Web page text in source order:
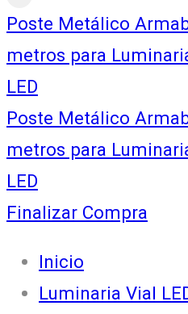
Poste Metálico
metros para
LED
Poste Metálico
metros para
LED
Finalizar Compra
Inicio
Luminaria Vial